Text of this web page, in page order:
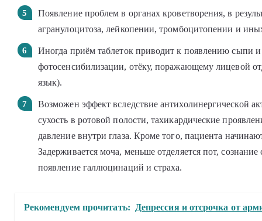
Появление проблем в органах кроветворения, в
агранулоцитоза, лейкопении, тромбоцитопении и
Иногда приём таблеток приводит к появлению сыпи
фотосенсибилизации, отёку, поражающему лицевой
язык).
Возможен эффект вследствие антихолинергической
сухость в ротовой полости, тахикардические
давление внутри глаза. Кроме того, пациента
Задерживается моча, меньше отделяется пот,
появление галлюцинаций и страха.
Рекомендуем прочитать: Депрессия и отсрочка от